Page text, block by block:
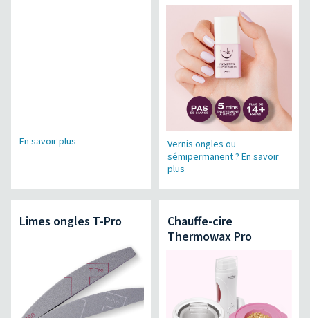
En savoir plus
Vernis ongles ou
sémipermanent ? En savoir
plus
Limes ongles T-Pro
Chauffe-cire
Thermowax Pro